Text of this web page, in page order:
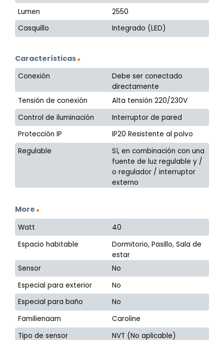
Lumen
2550
Casquillo
Integrado (LED)
Características
Conexión
Debe ser conectado
directamente
Tensión de conexión
Alta tensión 220/230V
Control de iluminación
Interruptor de pared
Protección IP
IP20 Resistente al polvo
Regulable
Sí, en combinación con una
fuente de luz regulable y /
o regulador / interruptor
externo
More
Watt
40
Espacio habitable
Dormitorio, Pasillo, Sala de
estar
Sensor
No
Especial para exterior
No
Especial para baño
No
Familienaam
Caroline
Tipo de sensor
NVT (No aplicable)